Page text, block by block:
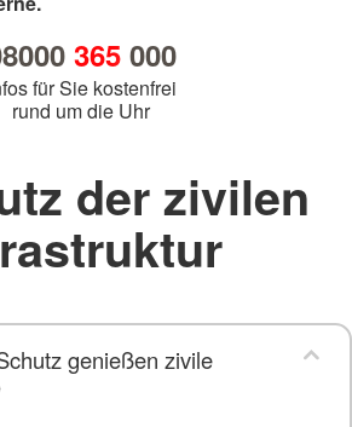
365000
für Sie kostenfrei
rund um die Uhr
der zivilen
genießen zivile